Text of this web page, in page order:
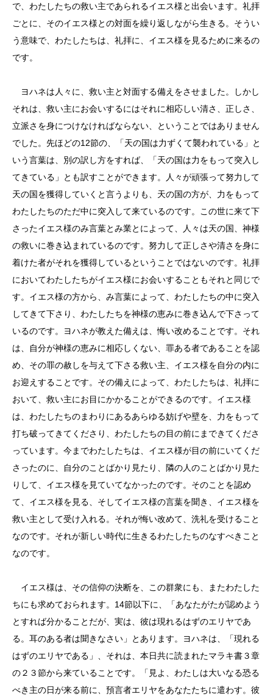
で、わたしたちの救い主であられるイエス様と出会います。礼拝
ごとに、そのイエス様との対面を繰り返しながら生きる。そうい
う意味で、わたしたちは、礼拝に、イエス様を見るために来るの
です。
ヨハネは人々に、救い主と対面する備えをさせました。しかし
それは、救い主にお会いするにはそれに相応しい清さ、正しさ、
立派さを身につけなければならない、ということではありません
でした。先ほどの12節の、「天の国は力ずくて襲われている」と
いう言葉は、別の訳し方をすれば、「天の国は力をもって突入し
てきている」とも訳すことができます。人々が頑張って努力して
天の国を獲得していくと言うよりも、天の国の方が、力をもって
わたしたちのただ中に突入して来ているのです。この世に来て下
さったイエス様のみ言葉とみ業とによって、人々は天の国、神様
の救いに巻き込まれているのです。努力して正しさや清さを身に
着けた者がそれを獲得しているということではないのです。礼拝
においてわたしたちがイエス様にお会いすることもそれと同じで
す。イエス様の方から、み言葉によって、わたしたちの中に突入
してきて下さり、わたしたちを神様の恵みに巻き込んで下さって
いるのです。ヨハネが教えた備えは、悔い改めることです。それ
は、自分が神様の恵みに相応しくない、罪ある者であることを認
め、その罪の赦しを与えて下さる救い主、イエス様を自分の内に
お迎えすることです。その備えによって、わたしたちは、礼拝に
おいて、救い主にお目にかかることができるのです。イエス様
は、わたしたちのまわりにあるあらゆる妨げや壁を、力をもって
打ち破ってきてくださり、わたしたちの目の前にまできてくださ
っています。今までわたしたちは、イエス様が目の前にいてくだ
さったのに、自分のことばかり見たり、隣の人のことばかり見た
りして、イエス様を見ていてなかったのです。そのことを認め
て、イエス様を見る、そしてイエス様の言葉を聞き、イエス様を
救い主として受け入れる。それが悔い改めて、洗礼を受けること
なのです。それが新しい時代に生きるわたしたちのなすべきこと
なのです。
イエス様は、その信仰の決断を、この群衆にも、またわたした
ちにも求めておられます。14節以下に、「あなたがたが認めよう
とすれば分かることだが、実は、彼は現れるはずのエリヤであ
る。耳のある者は聞きなさい」とあります。ヨハネは、「現れる
はずのエリヤである」、それは、本日共に読まれたマラキ書３章
の２３節から来ていることです。「見よ、わたしは大いなる恐る
べき主の日が来る前に、預言者エリヤをあなたたちに遣わす。彼